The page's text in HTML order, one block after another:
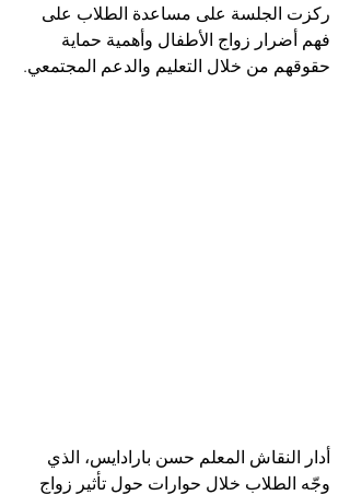
ركزت الجلسة على مساعدة الطلاب على
فهم أضرار زواج الأطفال وأهمية حماية
حقوقهم من خلال التعليم والدعم المجتمعي.
أدار النقاش المعلم حسن بارادايس، الذي
وجّه الطلاب خلال حوارات حول تأثير زواج